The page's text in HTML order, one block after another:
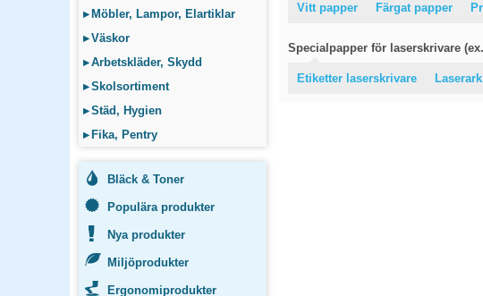
▸ Möbler, Lampor, Elartiklar
▸Väskor
▸Arbetskläder, Skydd
▸Skolsortiment
▸Städ, Hygien
▸ Fika, Pentry
Bläck & Toner
Populära produkter
Nya produkter
Miljöprodukter
Ergonomiprodukter
Vitt papper Färgat papper
Specialpapper för laserskrivare
Etiketter laserskrivare